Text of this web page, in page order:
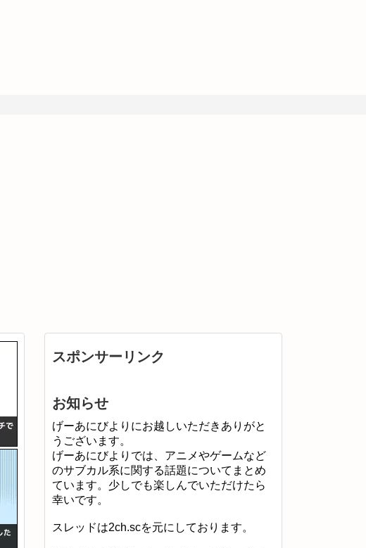
スポンサーリンク
お知らせ
げーあにびよりにお越しいただきありがと
うございます。
げーあにびよりでは、アニメやゲームなど
のサブカル系に関する話題についてまとめ
ています。少しでも楽しんでいただけたら
幸いです。
スレッドは2ch.scを元にしております。